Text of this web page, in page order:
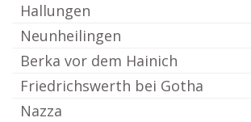
Hallungen
Neunheilingen
Berka vor dem Hainich
Friedrichswerth bei Gotha
Nazza